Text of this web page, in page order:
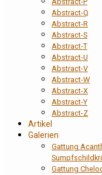
Abstract-Q
Abstract-R
Abstract-S
Abstract-T
Abstract-U
Abstract-V
Abstract-W
Abstract-X
Abstract-Y
Abstract-Z
Artikel
Galerien
Gattung
Gattung